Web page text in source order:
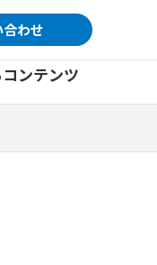
わせ
わせ
ンテンツ